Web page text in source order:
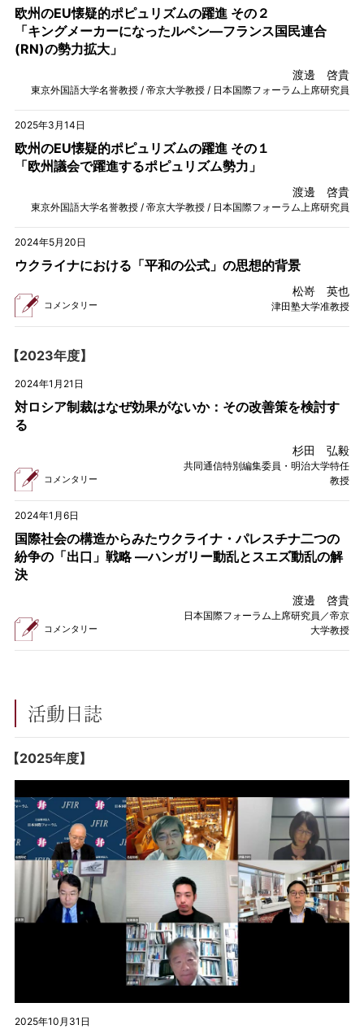
欧州のEU懐疑的ポピュリズムの躍進 その２
「キングメーカーになったルペン—フランス国民連合
(RN)の勢力拡大」
渡邊 啓貴
東京外国語大学名誉教授 / 帝京大学教授 / 日本国際フォーラム上席研究員
2025年3月14日
欧州のEU懐疑的ポピュリズムの躍進 その１
「欧州議会で躍進するポピュリズム勢力」
渡邊 啓貴
東京外国語大学名誉教授 / 帝京大学教授 / 日本国際フォーラム上席研究員
2024年5月20日
ウクライナにおける「平和の公式」の思想的背景
コメンタリー
松嵜 英也
津田塾大学准教授
【2023年度】
2024年1月21日
対ロシア制裁はなぜ効果がないか：その改善策を検討す
る
コメンタリー
杉田 弘毅
共同通信特別編集委員・明治大学特任
教授
2024年1月6日
国際社会の構造からみたウクライナ・パレスチナ二つの
紛争の「出口」戦略 —ハンガリー動乱とスエズ動乱の解
決
コメンタリー
渡邊 啓貴
日本国際フォーラム上席研究員／帝京
大学教授
活動日誌
【2025年度】
2025年10月31日